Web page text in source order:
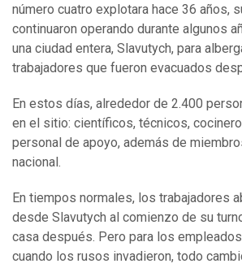
número cuatro explotara hace 36 años,
continuaron operando durante algunos
una ciudad entera, Slavutych, para
trabajadores que fueron evacuados
En estos días, alrededor de 2.400
en el sitio: científicos, técnicos,
personal de apoyo, además de
nacional.
En tiempos normales, los trabajadores
desde Slavutych al comienzo de su
casa después. Pero para los
cuando los rusos invadieron, todo